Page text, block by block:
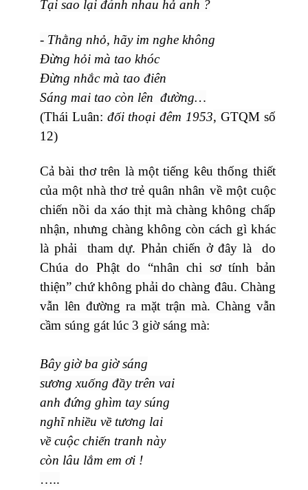
Tại sao lại đánh nhau hả anh ?
- Thằng nhỏ, hãy im nghe không
Đừng hỏi mà tao khóc
Đừng nhắc mà tao điên
Sáng mai tao còn lên đường…
(Thái Luân: đối thoại đêm 1953, GTQM số
12)
Cả bài thơ trên là một tiếng kêu thống thiết
của một nhà thơ trẻ quân nhân về một cuộc
chiến nồi da xáo thịt mà chàng không chấp
nhận, nhưng chàng không còn cách gì khác
là phải tham dự. Phản chiến ở đây là do
Chúa do Phật do “nhân chi sơ tính bản
thiện” chứ không phải do chàng đâu. Chàng
vẫn lên đường ra mặt trận mà. Chàng vẫn
cầm súng gát lúc 3 giờ sáng mà:
Bây giờ ba giờ sáng
sương xuống đầy trên vai
anh đứng ghìm tay súng
nghĩ nhiều về tương lai
về cuộc chiến tranh này
còn lâu lắm em ơi !
…..